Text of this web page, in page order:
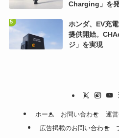
Charging」を
ホンダ、EV充
提供開始。
ジ」を実現
ホーム お問い合わせ 運
広告掲載のお問い合わせ